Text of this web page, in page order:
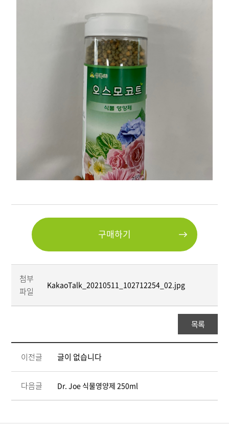
구매하기
첨부
파일
KakaoTalk_20210511_102712254_02.jpg
목록
이전글 글이 없습니다
다음글 Dr. Joe 식물영양제 250ml